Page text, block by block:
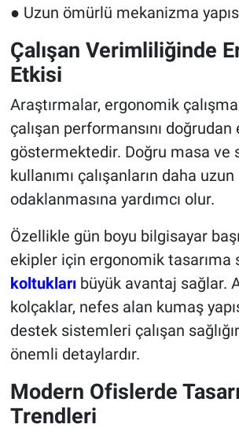
● Uzun ömürlü mekanizma
Çalışan Verimliliğinde
Etkisi
Araştırmalar, ergonomik çalışma
çalışan performansını
göstermektedir. Doğru masa ve
kullanımı çalışanların daha
odaklanmasına yardımcı olur.
Özellikle gün boyu bilgisayar
ekipler için ergonomik tasarıma
koltuklarıbüyük avantaj sağlar.
kolçaklar, nefes alan kumaş
destek sistemleri çalışan
önemli detaylardır.
Modern Ofislerde
Trendleri